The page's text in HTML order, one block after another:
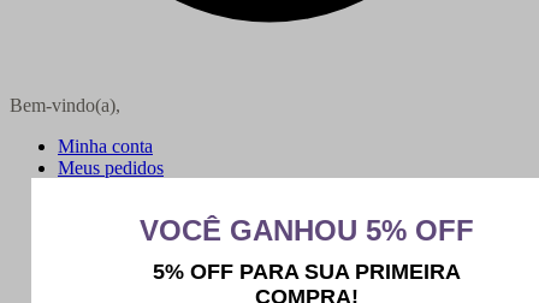
Bem-vindo(a),
Minha conta
Meus pedidos